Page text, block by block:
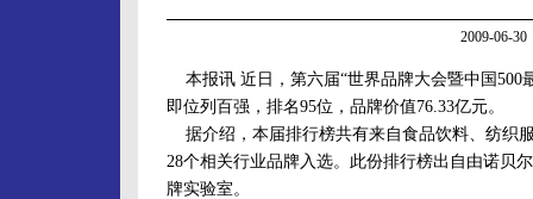
2009-06-
本报讯 近日，第六届“世界品牌大会暨中国500
即位列百强，排名95位，品牌价值76.33亿元。
据介绍，本届排行榜共有来自食品饮料、纺织
28个相关行业品牌入选。此份排行榜出自由诺贝
牌实验室。